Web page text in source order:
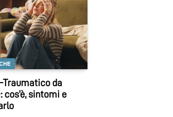
Traumatico da
cos’è, sintomi e